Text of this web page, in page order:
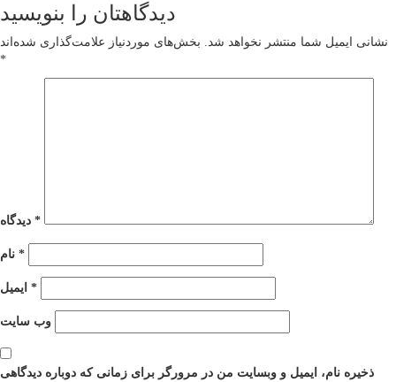
دیدگاهتان را بنویسید
نشانی ایمیل شما منتشر نخواهد شد.
بخش‌های موردنیاز علامت‌گذاری شده‌اند
*
*
*
*
وب‌ سایت
ذخیره نام، ایمیل و وبسایت من در مرورگر برای زمانی که دوباره دیدگاهی